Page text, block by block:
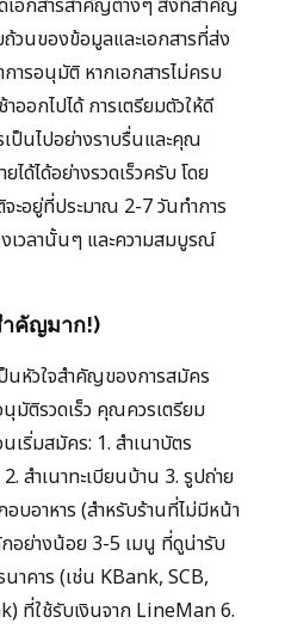
เอกสารสำคัญต่างๆ สิ่งที่สำคัญ
วนของข้อมูลและเอกสารที่ส่ง
การอนุมัติ หากเอกสารไม่ครบ
ออกไปได้ การเตรียมตัวให้ดี
ป็นไปอย่างราบรื่นและคุณ
ได้ได้อย่างรวดเร็วครับ โดย
จะอยู่ที่ประมาณ 2-7 วันทำการ
วลานั้นๆ และความสมบูรณ์
ำคัญมาก!)
นหัวใจสำคัญของการสมัคร
มัติรวดเร็ว คุณควรเตรียม
เริ่มสมัคร: 1. สำเนาบัตร
สำเนาทะเบียนบ้าน 3. รูปถ่าย
บอาหาร (สำหรับร้านที่ไม่มีหน้า
อย่างน้อย 3-5 เมนู ที่ดูน่ารับ
าคาร (เช่น KBank, SCB,
ที่ใช้รับเงินจาก LineMan 6.